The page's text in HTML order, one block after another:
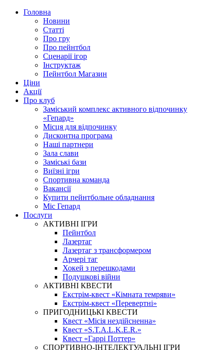
Головна
Новини
Статті
Про гру
Про пейнтбол
Сценарії ігор
Інструктаж
Пейнтбол Магазин
Ціни
Акції
Про клуб
Заміський комплекс активного відпочинку
«Гепард»
Місця для відпочинку
Дисконтна програма
Наші партнери
Зала слави
Заміські бази
Виїзні ігри
Спортивна команда
Вакансії
Купити пейнтбольне обладнання
Міс Гепард
Послуги
АКТИВНІ ІГРИ
Пейнтбол
Лазертаг
Лазертаг з трансформером
Арчері таг
Хокей з перешкодами
Подушкові війни
АКТИВНІ КВЕСТИ
Екстрім-квест «Кімната темряви»
Екстрім-квест «Перевертні»
ПРИГОДНИЦЬКІ КВЕСТИ
Квест «Місія нездійсненна»
Квест «S.T.A.L.K.E.R.»
Квест «Гаррі Поттер»
СПОРТИВНО-ІНТЕЛЕКТУАЛЬНІ ІГРИ